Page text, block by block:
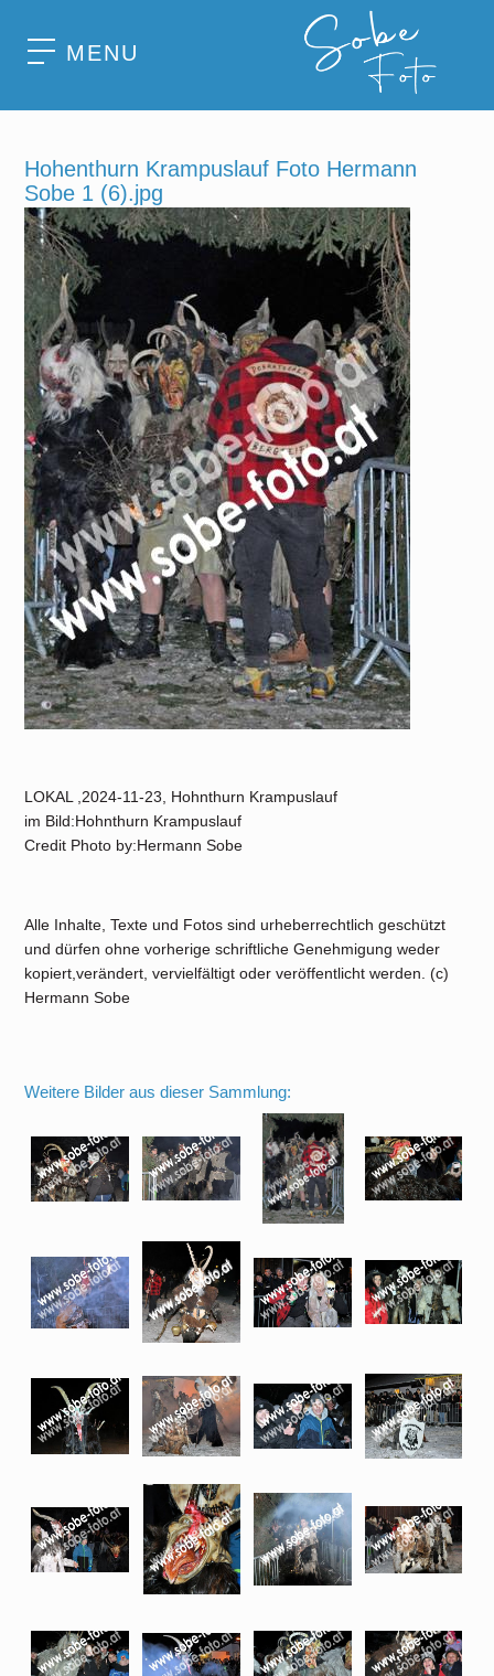
MENU
Hohenthurn Krampuslauf Foto Hermann
Sobe 1 (6).jpg
LOKAL ,2024-11-23, Hohnthurn Krampuslauf
im Bild:Hohnthurn Krampuslauf
Credit Photo by:Hermann Sobe
Alle Inhalte, Texte und Fotos sind urheberrechtlich geschützt
und dürfen ohne vorherige schriftliche Genehmigung weder
kopiert,verändert, vervielfältigt oder veröffentlicht werden. (c)
Hermann Sobe
Weitere Bilder aus dieser Sammlung: